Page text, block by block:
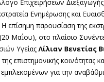
Επιχειρήσεων Διεξαγωγής
Ενημέρωσης και
Η επίσημη παρουσίαση της
Μαΐου), στο πλαίσιο
Υγείας Λίλιαν Βενετίας
επιστημονικής κοινότητας
για την